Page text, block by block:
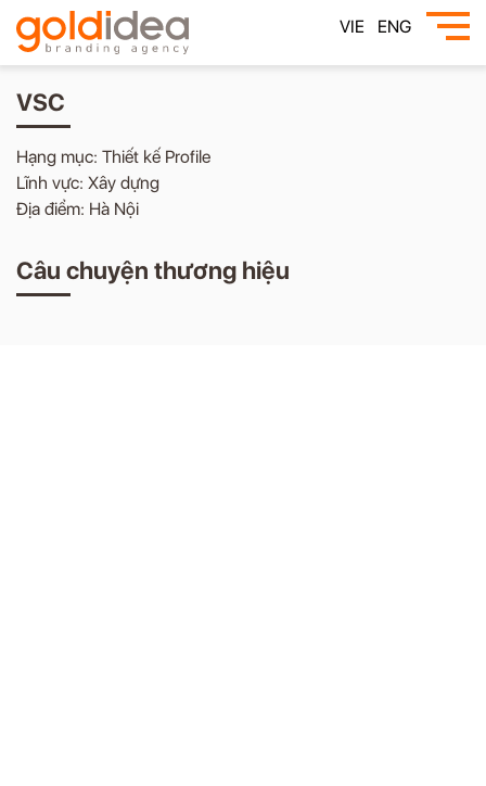
VIE ENG
VSC
Hạng mục: Thiết kế Profile
Lĩnh vực: Xây dựng
Địa điểm: Hà Nội
Câu chuyện thương hiệu